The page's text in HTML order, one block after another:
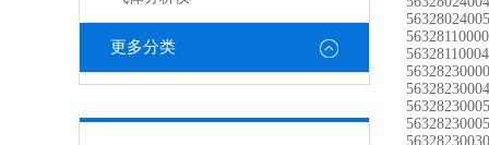
更多分类